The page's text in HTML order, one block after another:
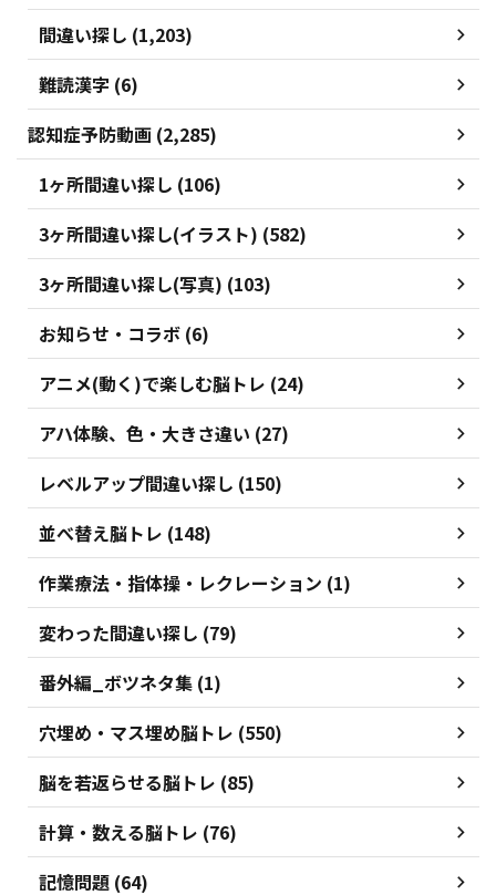
間違い探し (1,203)
難読漢字 (6)
認知症予防動画 (2,285)
1ヶ所間違い探し (106)
3ヶ所間違い探し(イラスト) (582)
3ヶ所間違い探し(写真) (103)
お知らせ・コラボ (6)
アニメ(動く)で楽しむ脳トレ (24)
アハ体験、色・大きさ違い (27)
レベルアップ間違い探し (150)
並べ替え脳トレ (148)
作業療法・指体操・レクレーション (1)
変わった間違い探し (79)
番外編_ボツネタ集 (1)
穴埋め・マス埋め脳トレ (550)
脳を若返らせる脳トレ (85)
計算・数える脳トレ (76)
記憶問題 (64)